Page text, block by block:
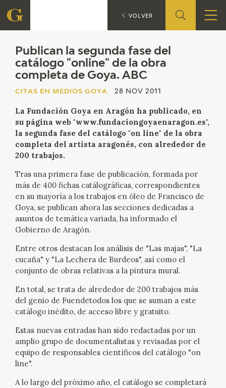
FUNDACIÓN
QUIENES SOMOS
ACCIÓN CORPORATIVA
CONTACTO
PROGRAMACIÓN
EXPOSICIONES
ACTIVIDADES
SALA DE PRENSA
FRANCISCO DE GOYA
Publican la segunda fase del
catálogo "online" de la obra
completa de Goya. ABC
CITAS EN MEDIOS GOYA 28 NOV 2011
La Fundación Goya en Aragón ha publicado, en
su página web "www.fundaciongoyaenaragon.es",
la segunda fase del catálogo "on line" de la obra
completa del artista aragonés, con alrededor de
200 trabajos.
Tras una primera fase de publicación, formada por
más de 400 fichas catálográficas, correspondientes
en su mayoría a los trabajos en óleo de Francisco de
Goya, se publican ahora las secciones dedicadas a
asuntos de temática variada, ha informado el
Gobierno de Aragón.
Entre otros destacan los análisis de "Las majas", "La
cucaña" y "La Lechera de Burdeos", así como el
conjunto de obras relativas a la pintura mural.
En total, se trata de alrededor de 200 trabajos más
del genio de Fuendetodos los que se suman a este
catálogo inédito, de acceso libre y gratuito.
Estas nuevas entradas han sido redactadas por un
amplio grupo de documentalistas y revisadas por el
equipo de responsables científicos del catálogo "on
line".
A lo largo del próximo año, el catálogo se completará
CITAS EN MEDIOS GOYA
VOLVER